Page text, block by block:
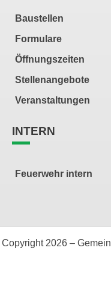
Baustellen
Formulare
Öffnungszeiten
Stellenangebote
Veranstaltungen
INTERN
Feuerwehr intern
Copyright 2026 –